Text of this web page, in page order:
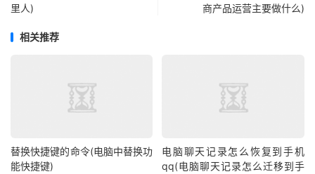
里人)
商产品运营主要做什么)
相关推荐
替换快捷键的命令(电脑中替换功
能快捷键)
电脑聊天记录怎么恢复到手机
qq(电脑聊天记录怎么迁移到手